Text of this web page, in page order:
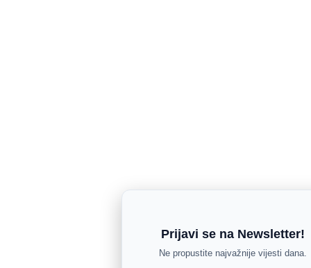
Prijavi se na Newsletter!
Ne propustite najvažnije vijesti dana.